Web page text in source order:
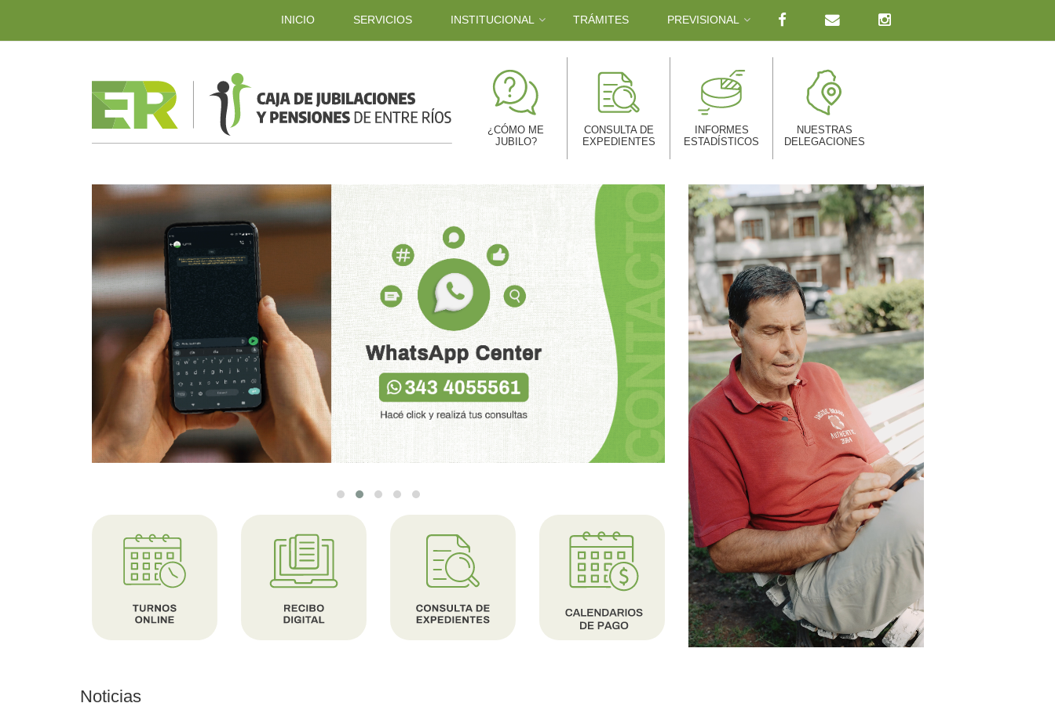
INICIO SERVICIOS INSTITUCIONAL TRÁMITES PREVISIONAL
¿CÓMO ME
JUBILO?
CONSULTA DE
EXPEDIENTES
INFORMES
ESTADÍSTICOS
NUESTRAS
DELEGACIONES
Noticias